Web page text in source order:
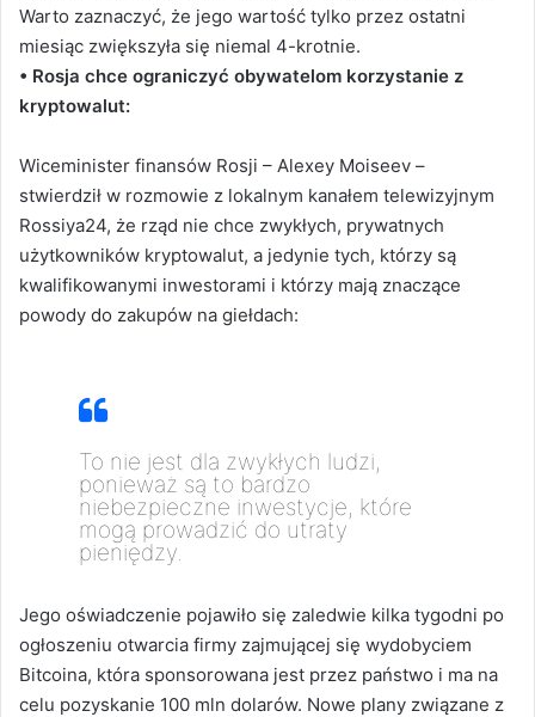
Warto zaznaczyć, że jego wartość tylko przez ostatni
miesiąc zwiększyła się niemal 4-krotnie.
• Rosja chce ograniczyć obywatelom korzystanie z
kryptowalut:
Wiceminister finansów Rosji – Alexey Moiseev –
stwierdził w rozmowie z lokalnym kanałem telewizyjnym
Rossiya24, że rząd nie chce zwykłych, prywatnych
użytkowników kryptowalut, a jedynie tych, którzy są
kwalifikowanymi inwestorami i którzy mają znaczące
powody do zakupów na giełdach:
To nie jest dla zwykłych ludzi,
ponieważ są to bardzo
niebezpieczne inwestycje, które
mogą prowadzić do utraty
pieniędzy.
Jego oświadczenie pojawiło się zaledwie kilka tygodni po
ogłoszeniu otwarcia firmy zajmującej się wydobyciem
Bitcoina, która sponsorowana jest przez państwo i ma na
celu pozyskanie 100 mln dolarów. Nowe plany związane z